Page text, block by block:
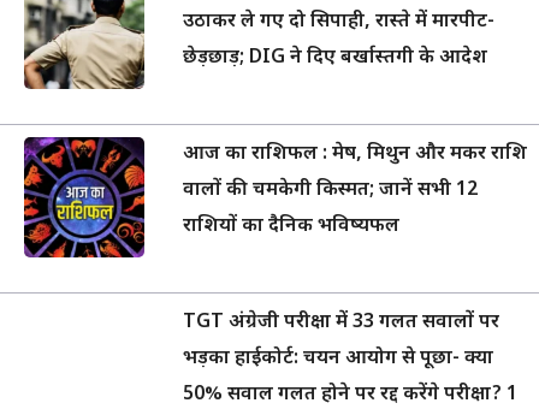
उठाकर ले गए दो सिपाही, रास्ते में मारपीट-
छेड़छाड़; DIG ने दिए बर्खास्तगी के आदेश
आज का राशिफल : मेष, मिथुन और मकर राशि
वालों की चमकेगी किस्मत; जानें सभी 12
राशियों का दैनिक भविष्यफल
TGT अंग्रेजी परीक्षा में 33 गलत सवालों पर
भड़का हाईकोर्ट: चयन आयोग से पूछा- क्या
50% सवाल गलत होने पर रद्द करेंगे परीक्षा? 1